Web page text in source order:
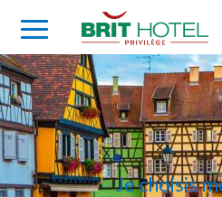
Je choisis